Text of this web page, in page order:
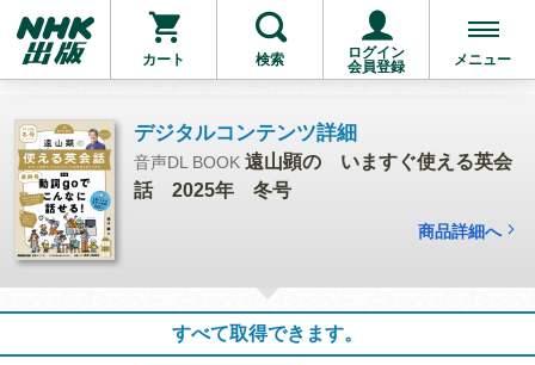
カート 検索
ログイン
会員登録
メニュー
デジタルコンテンツ詳細
音声DL BOOK 遠山顕の いますぐ使える英会
話 2025年 冬号
商品詳細へ
すべて取得できます。